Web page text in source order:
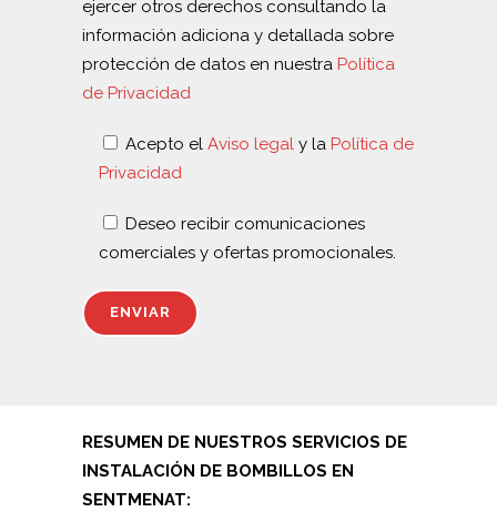
ejercer otros derechos consultando la
información adiciona y detallada sobre
protección de datos en nuestra Política
de Privacidad
Acepto el Aviso legal y la Política de
Privacidad
Deseo recibir comunicaciones
comerciales y ofertas promocionales.
RESUMEN DE NUESTROS SERVICIOS DE
INSTALACIÓN DE BOMBILLOS EN
SENTMENAT: